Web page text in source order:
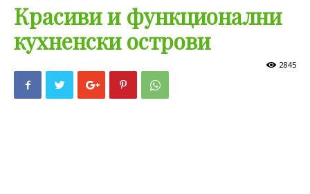
Красиви и функционални
кухненски острови
2845